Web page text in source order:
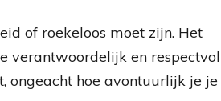
of roekeloos moet zijn. Het
verantwoordelijk en respectvol
ongeacht hoe avontuurlijk je je